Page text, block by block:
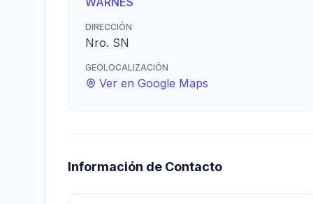
DIRECCIÓN
Nro. SN
GEOLOCALIZACIÓN
Ver en Google Maps
Información de Contacto